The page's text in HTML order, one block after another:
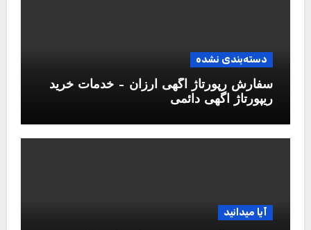
دسته‌بندی نشده
سفارش رپورتاژ آگهی ارزان – خدمات خرید
ریپورتاژ اگهی دائمی
آیا میدانید